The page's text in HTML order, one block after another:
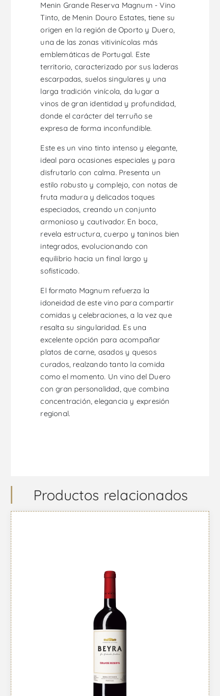
Menin Grande Reserva Magnum - Vino
Tinto, de Menin Douro Estates, tiene su
origen en la región de Oporto y Duero,
una de las zonas vitivinícolas más
emblemáticas de Portugal. Este
territorio, caracterizado por sus laderas
escarpadas, suelos singulares y una
larga tradición vinícola, da lugar a
vinos de gran identidad y profundidad,
donde el carácter del terruño se
expresa de forma inconfundible.
Este es un vino tinto intenso y elegante,
ideal para ocasiones especiales y para
disfrutarlo con calma. Presenta un
estilo robusto y complejo, con notas de
fruta madura y delicados toques
especiados, creando un conjunto
armonioso y cautivador. En boca,
revela estructura, cuerpo y taninos bien
integrados, evolucionando con
equilibrio hacia un final largo y
sofisticado.
El formato Magnum refuerza la
idoneidad de este vino para compartir
comidas y celebraciones, a la vez que
resalta su singularidad. Es una
excelente opción para acompañar
platos de carne, asados y quesos
curados, realzando tanto la comida
como el momento. Un vino del Duero
con gran personalidad, que combina
concentración, elegancia y expresión
regional.
Productos relacionados